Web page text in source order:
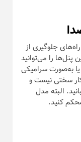
جلوگیری از
پنل‌ها را می‌توانید
یا به‌صورت سرامیکی
کار سختی نیست و
البته مدل
کنید.